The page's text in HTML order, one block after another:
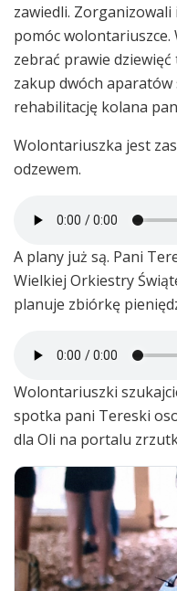
zawiedli.
pomóc wolontariuszce.
zebrać prawie dziewięć
zakup dwóch aparatów
rehabilitację kolana
Wolontariuszka jest
odzewem.
A plany już są. Pani
Wielkiej Orkiestry
planuje zbiórkę
Wolontariuszki
spotka pani Tereski
dla Oli na portalu